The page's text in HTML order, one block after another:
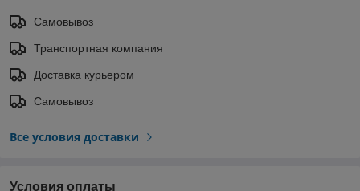
Самовывоз
Транспортная компания
Доставка курьером
Самовывоз
Все условия доставки
Условия оплаты